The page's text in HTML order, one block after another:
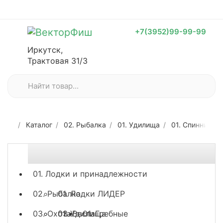
+7(3952)99-99-99
Иркутск,
Трактовая 31/3
Каталог 02. Рыбалка 01. Удилища 01. Спиннинги
01. Лодки и принадлежности
01. Лодки ЛИДЕР
01. Гребные
03. Весла
02. Рыбалка
01. Удилища
03. Охота